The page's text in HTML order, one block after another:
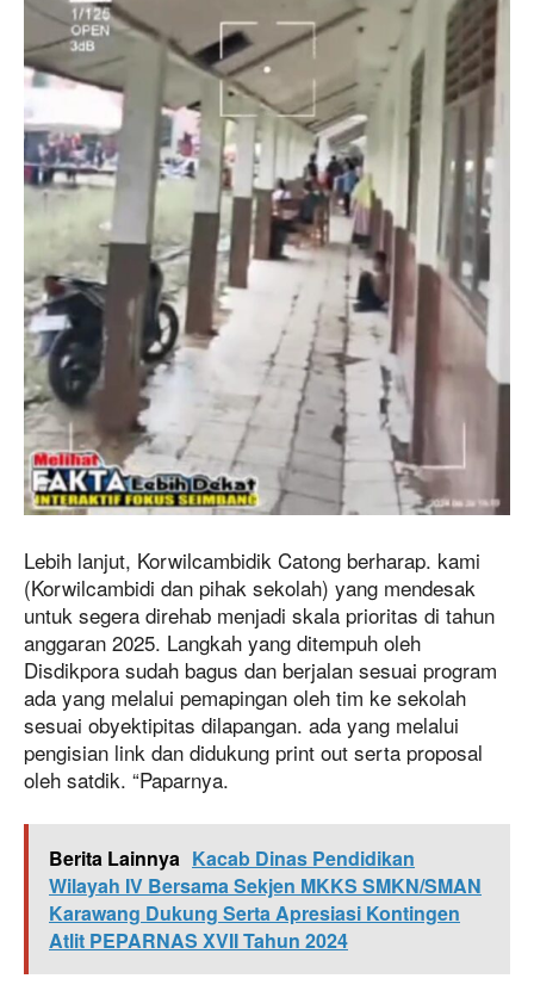
Lebih lanjut, Korwilcambidik Catong berharap. kami
(Korwilcambidi dan pihak sekolah) yang mendesak
untuk segera direhab menjadi skala prioritas di tahun
anggaran 2025. Langkah yang ditempuh oleh
Disdikpora sudah bagus dan berjalan sesuai program
ada yang melalui pemapingan oleh tim ke sekolah
sesuai obyektipitas dilapangan. ada yang melalui
pengisian link dan didukung print out serta proposal
oleh satdik. “Paparnya.
Berita Lainnya Kacab Dinas Pendidikan
Wilayah IV Bersama Sekjen MKKS SMKN/SMAN
Karawang Dukung Serta Apresiasi Kontingen
Atlit PEPARNAS XVII Tahun 2024